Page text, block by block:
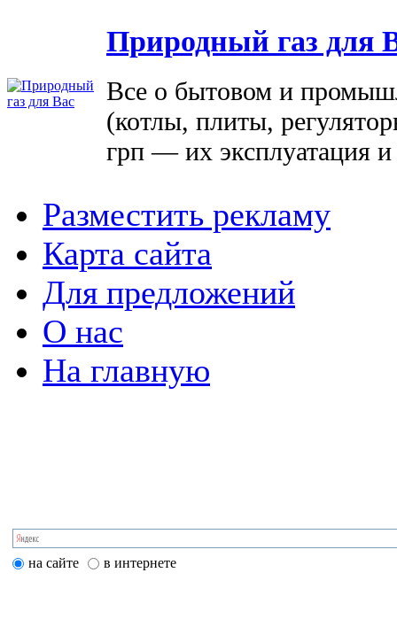
Природный газ для
Все о бытовом и
(котлы, плиты,
грп — их эксплуатация
Разместить рекламу
Карта сайта
Для предложений
О нас
На главную
на сайте в интернете